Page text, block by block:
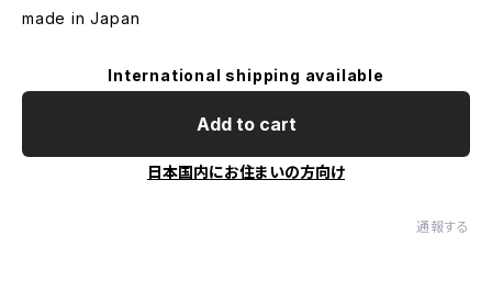
made in Japan
International shipping available
Add to cart
日本国内にお住まいの方向け
通報する